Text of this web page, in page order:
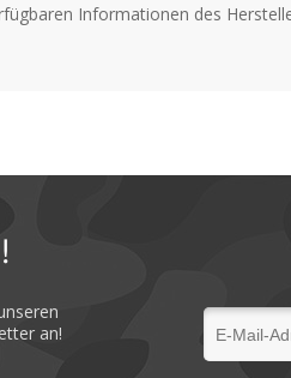
Informationen des
an!